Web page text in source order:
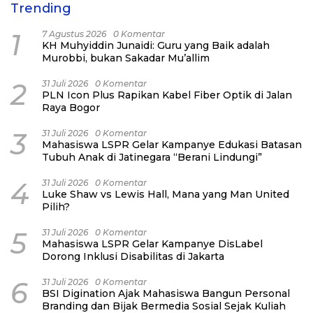
Trending
1 7 Agustus 2026 0 Komentar
KH Muhyiddin Junaidi: Guru yang Baik adalah
Murobbi, bukan Sakadar Mu’allim
2 31 Juli 2026 0 Komentar
PLN Icon Plus Rapikan Kabel Fiber Optik di Jalan
Raya Bogor
3 31 Juli 2026 0 Komentar
Mahasiswa LSPR Gelar Kampanye Edukasi Batasan
Tubuh Anak di Jatinegara “Berani Lindungi”
4 31 Juli 2026 0 Komentar
Luke Shaw vs Lewis Hall, Mana yang Man United
Pilih?
5 31 Juli 2026 0 Komentar
Mahasiswa LSPR Gelar Kampanye DisLabel
Dorong Inklusi Disabilitas di Jakarta
6 31 Juli 2026 0 Komentar
BSI Digination Ajak Mahasiswa Bangun Personal
Branding dan Bijak Bermedia Sosial Sejak Kuliah